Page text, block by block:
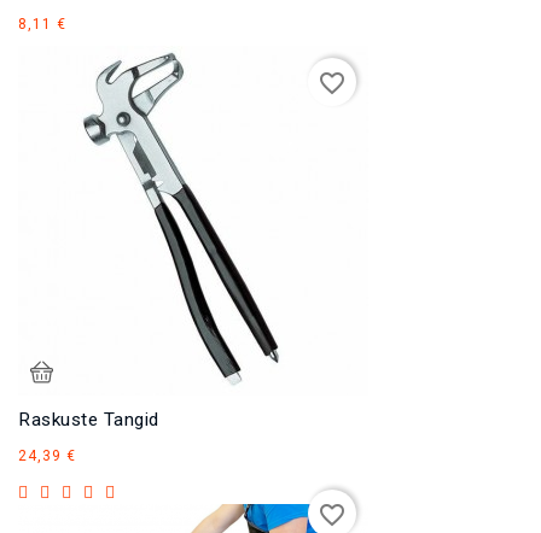
8,11 €
Raskuste Tangid
24,39 €
favorite_border
favorite_border